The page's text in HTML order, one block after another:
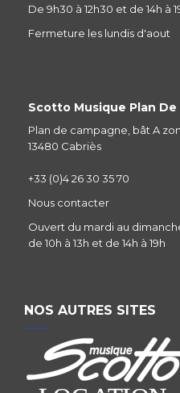
De 9h30 à 12h30 et de 14h à
Fermeture les lundis d'aout
Scotto Musique Plan De
Plan de campagne, bât A
13480 Cabriès
+33 (0)4 26 30 35 70
Nous contacter
Ouvert du mardi au
de 10h à 13h et de 14h à 19h
NOS AUTRES SITES